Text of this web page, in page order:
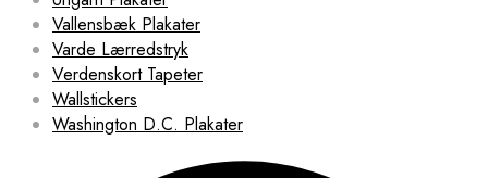
Vallensbæk Plakater
Varde Lærredstryk
Verdenskort Tapeter
Wallstickers
Washington D.C. Plakater